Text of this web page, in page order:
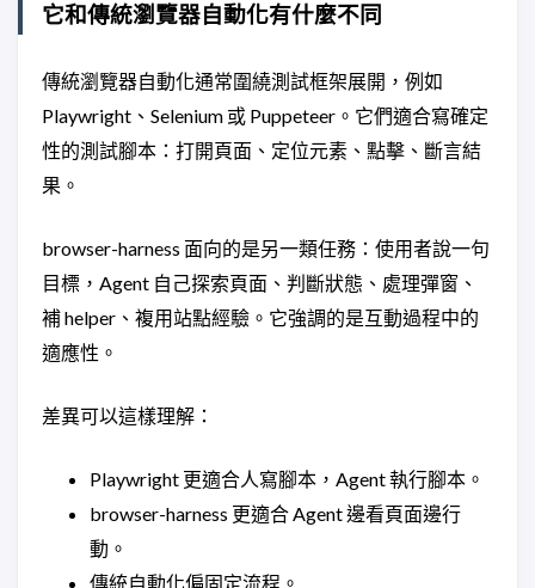
它和傳統瀏覽器自動化有什麼不同
傳統瀏覽器自動化通常圍繞測試框架展開，例如
Playwright、Selenium 或 Puppeteer。它們適合寫確定
性的測試腳本：打開頁面、定位元素、點擊、斷言結
果。
browser-harness 面向的是另一類任務：使用者說一句
目標，Agent 自己探索頁面、判斷狀態、處理彈窗、
補 helper、複用站點經驗。它強調的是互動過程中的
適應性。
差異可以這樣理解：
Playwright 更適合人寫腳本，Agent 執行腳本。
browser-harness 更適合 Agent 邊看頁面邊行
動。
傳統自動化偏固定流程。